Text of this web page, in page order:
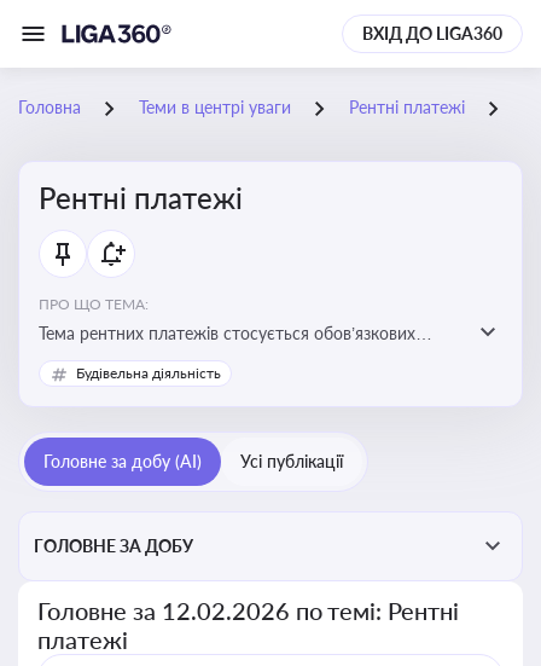
ВХІД ДО LIGA360
Головна Теми в центрі уваги Рентні платежі
Рентні платежі
ПРО ЩО ТЕМА:
Тема рентних платежів стосується обов’язкових
податкових зборів, які сплачуються за користування
природними ресурсами — надрами, водою, лісами
Будівельна діяльність
Головне за добу (AI) Усі публікації
ГОЛОВНЕ ЗА ДОБУ
Головне за 12.02.2026 по темі: Рентні
платежі